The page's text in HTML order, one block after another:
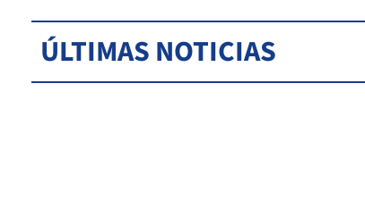
ÚLTIMAS NOTICIAS